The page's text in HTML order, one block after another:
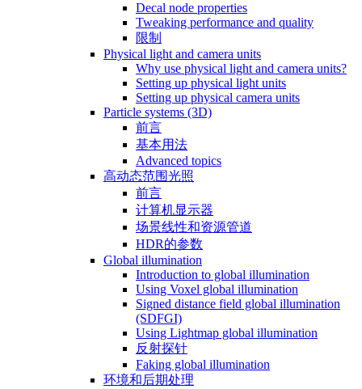
Decal node properties
Tweaking performance and quality
限制
Physical light and camera units
Why use physical light and camera units?
Setting up physical light units
Setting up physical camera units
Particle systems (3D)
前言
基本用法
Advanced topics
高动态范围光照
前言
计算机显示器
场景线性和资源管道
HDR的参数
Global illumination
Introduction to global illumination
Using Voxel global illumination
Signed distance field global illumination
(SDFGI)
Using Lightmap global illumination
反射探针
Faking global illumination
环境和后期处理